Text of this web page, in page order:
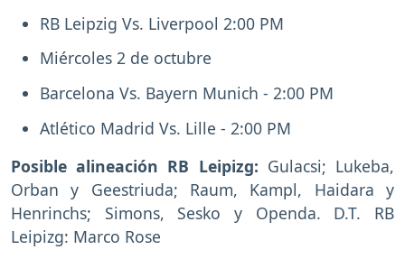
RB Leipzig Vs. Liverpool 2:00 PM
Miércoles 2 de octubre
Barcelona Vs. Bayern Munich - 2:00 PM
Atlético Madrid Vs. Lille - 2:00 PM
Posible alineación RB Leipizg: Gulacsi; Lukeba,
Orban y Geestriuda; Raum, Kampl, Haidara y
Henrinchs; Simons, Sesko y Openda. D.T. RB
Leipizg: Marco Rose